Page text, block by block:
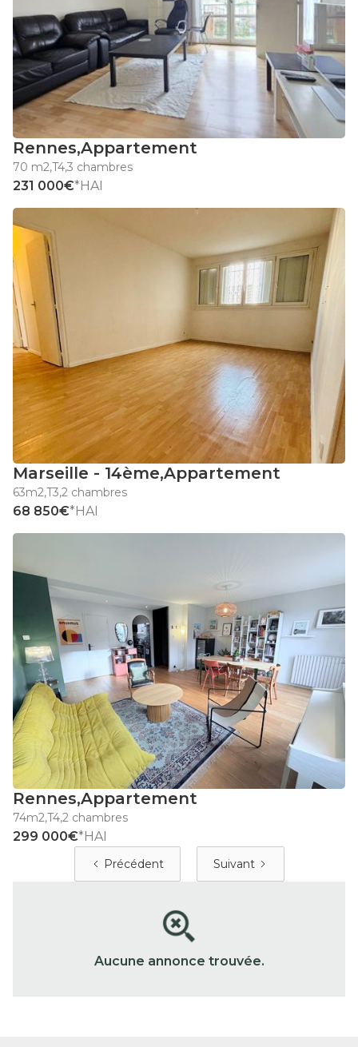
Rennes,Appartement
70 m2,T4,3 chambres
231 000€*HAI
Marseille - 14ème,Appartement
63m2,T3,2 chambres
68 850€*HAI
Rennes,Appartement
74m2,T4,2 chambres
299 000€*HAI
Précédent Suivant
Aucune annonce trouvée.